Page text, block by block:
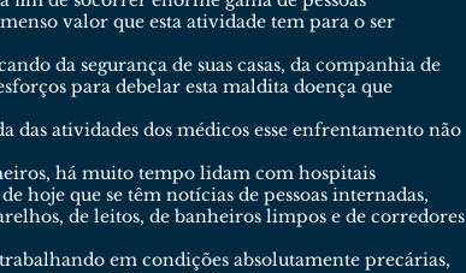
valor que esta atividade tem para o ser
da segurança de suas casas, da companhia de
para debelar esta maldita doença que
das atividades dos médicos esse enfrentamento não
há muito tempo lidam com hospitais
hoje que se têm notícias de pessoas internadas,
de leitos, de banheiros limpos e de corredores
em condições absolutamente precárias,